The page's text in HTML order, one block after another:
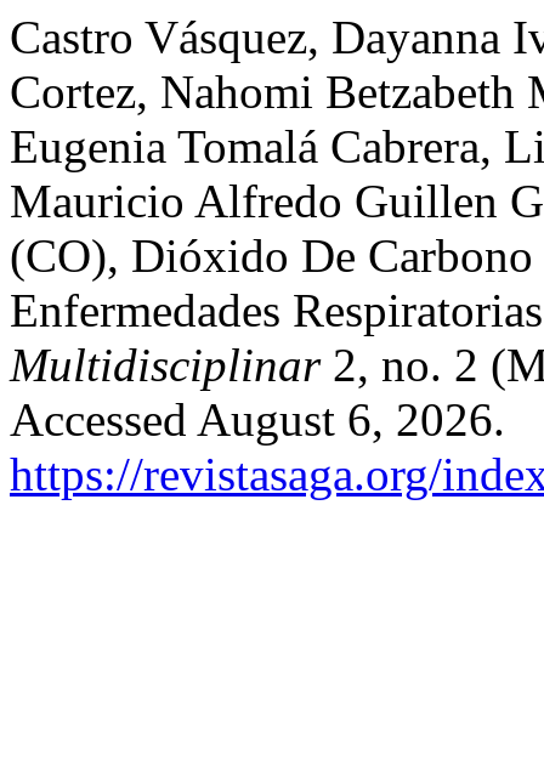
Castro Vásquez, Dayanna
Cortez, Nahomi Betzabeth
Eugenia Tomalá Cabrera,
Mauricio Alfredo Guillen
(CO), Dióxido De
Enfermedades
Multidisciplinar2, no. 2
Accessed August 6, 2026.
https://revistasaga.org/